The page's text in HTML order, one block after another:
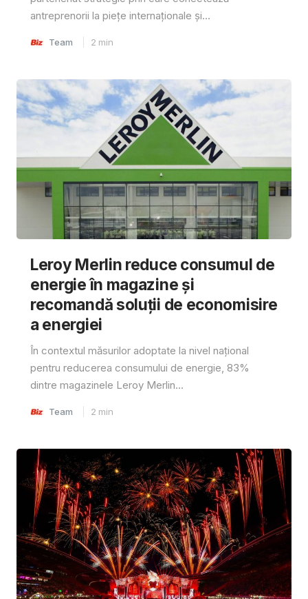
antreprenorii la piețe internaționale și...
Team 2 min
Leroy Merlin reduce consumul de
energie în magazine și
recomandă soluții de economisire
a energiei
În contextul măsurilor adoptate la nivel național
pentru reducerea consumului de energie, 83%
dintre magazinele Leroy Merlin...
Team 2 min